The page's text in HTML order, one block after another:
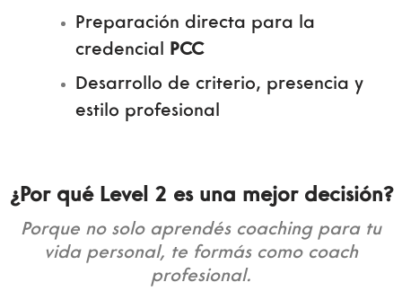
Preparación directa para la
credencial PCC
Desarrollo de criterio, presencia y
estilo profesional
¿Por qué Level 2 es una mejor decisión?
Porque no solo aprendés coaching para tu
vida personal, te formás como coach
profesional.